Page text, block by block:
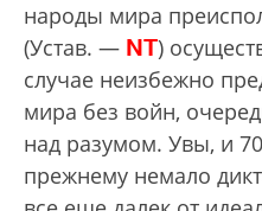
народы мира
(Устав. — NT)
случае неизбежно
мира без войн,
над разумом. Увы, и
прежнему немало